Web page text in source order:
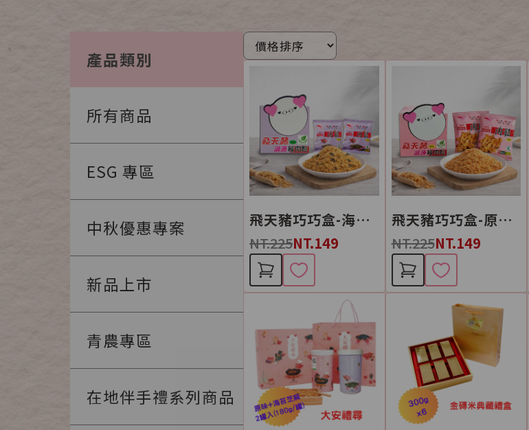
產品類別
所有商品
ESG 專區
中秋優惠專案
新品上市
青農專區
在地伴手禮系列商品
飛天豬巧巧盒-海苔芝麻肉鬆
NT.225NT.149
飛天豬巧巧盒-原味肉鬆
NT.225NT.149